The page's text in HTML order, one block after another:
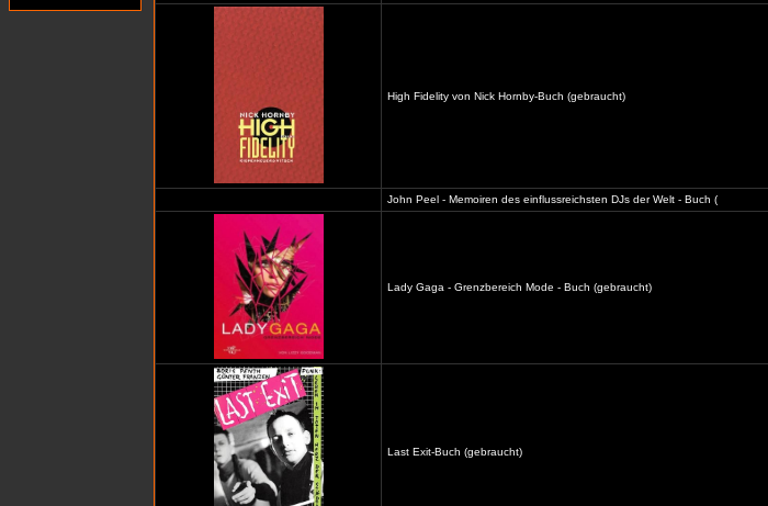
High Fidelity von Nick Hornby-Buch (gebraucht)
John Peel - Memoiren des einflussreichsten DJs der Welt - Buch (
Lady Gaga - Grenzbereich Mode - Buch (gebraucht)
Last Exit-Buch (gebraucht)